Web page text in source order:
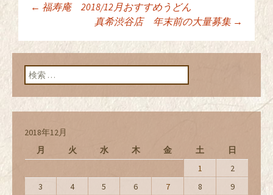
投稿ナビゲーショ
ン
← 福寿庵 2018/12月おすすめうどん
真希渋谷店 年末前の大量募集 →
検索:
2018年12月
月
火 水 木 金 土 日
1
2
3
4 5 6 7 8
9